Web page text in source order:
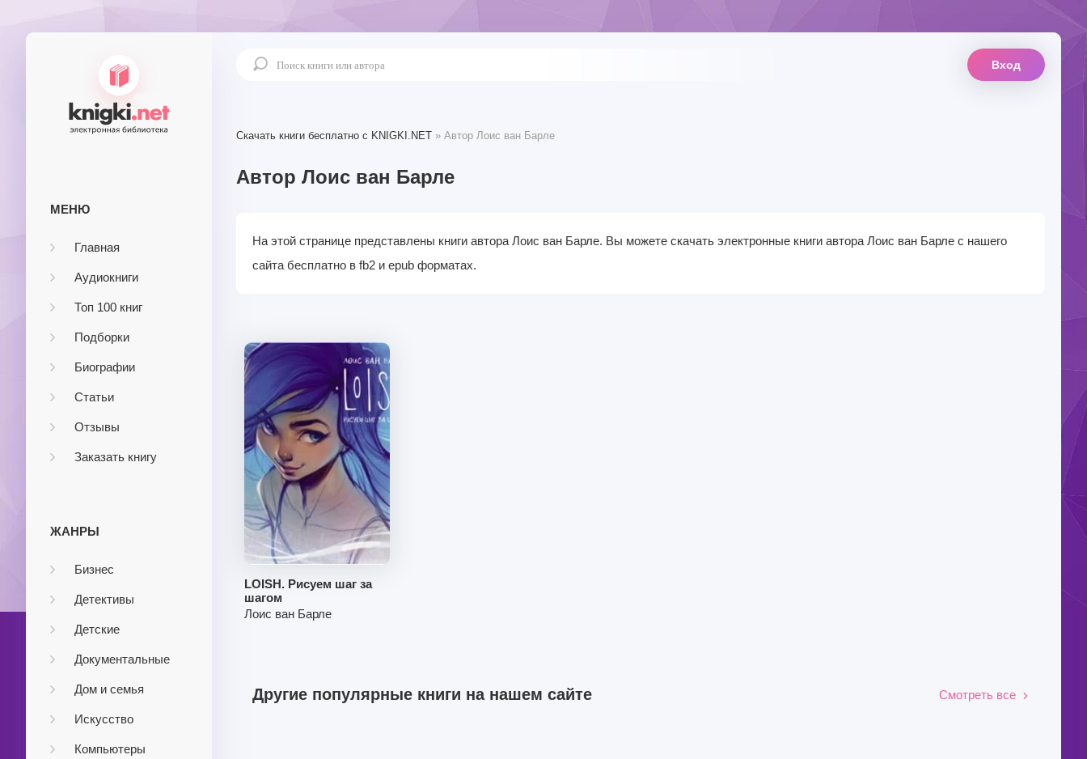
МЕНЮ
Главная
Аудиокниги
Топ 100 книг
Подборки
Биографии
Статьи
Отзывы
Заказать книгу
ЖАНРЫ
Бизнес
Детективы
Детские
Документальные
Дом и семья
Искусство
Компьютеры
Вход
Скачать книги бесплатно c KNIGKI.NET » Автор Лоис ван Барле
Автор Лоис ван Барле
На этой странице представлены книги автора Лоис ван Барле. Вы можете скачать электронные книги автора Лоис ван Барле с нашего
сайта бесплатно в fb2 и epub форматах.
LOISH. Рисуем шаг за
шагом
Лоис ван Барле
Другие популярные книги на нашем сайте Смотреть все